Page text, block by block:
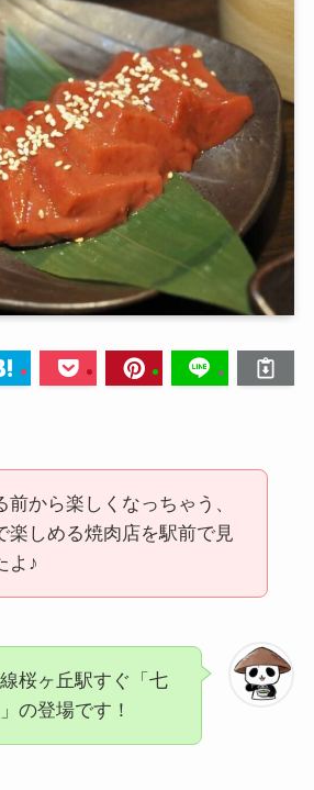
前から楽しくなっちゃう、
楽しめる焼肉店を駅前で見
よ♪
桜ヶ丘駅すぐ「七
の登場です！